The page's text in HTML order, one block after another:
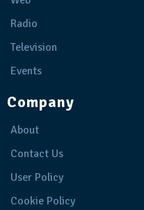
Radio
Television
Events
Company
About
Contact Us
User Policy
Cookie Policy